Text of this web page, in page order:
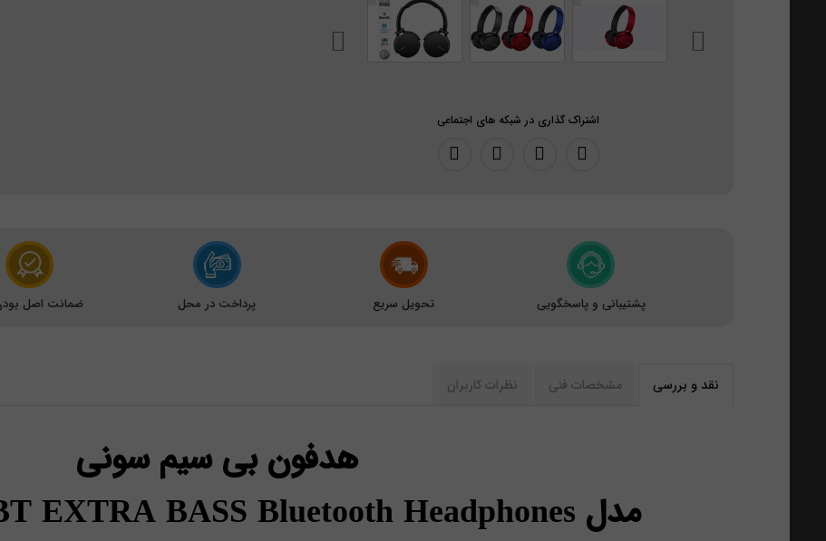
اشتراک گذاری در شبکه های اجتماعی
پشتیبانی و پاسخگویی تحویل سریع پرداخت در محل ضمانت اصل بودن
نقد و بررسی مشخصات فنی نظرات کاربران
هدفون بی سیم سونی
مدل SONY XB650BT EXTRA BASS Bluetooth Headphones